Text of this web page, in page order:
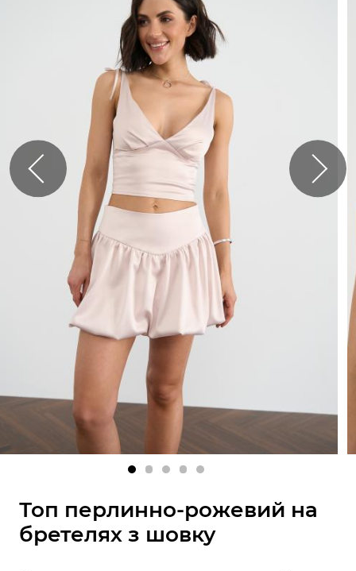
Топ перлинно-рожевий на
бретелях з шовку